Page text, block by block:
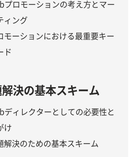
プロモーションの考え方とマー
ィング
モーションにおける最重要キー
ド
解決の基本スキーム
ディレクターとしての必要性と
け
解決のための基本スキーム